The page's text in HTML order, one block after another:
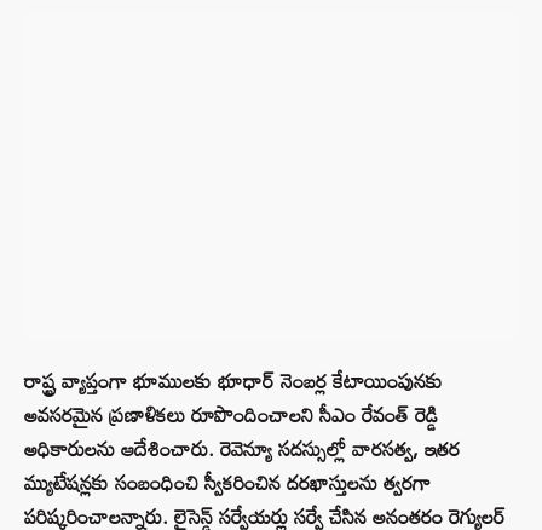
రాష్ట్ర వ్యాప్తంగా భూముల‌కు భూధార్ నెంబ‌ర్ల కేటాయింపున‌కు
అవ‌స‌ర‌మైన ప్ర‌ణాళిక‌లు రూపొందించాల‌ని సీఎం రేవంత్ రెడ్డి
అధికారుల‌ను ఆదేశించారు. రెవెన్యూ స‌ద‌స్సుల్లో వార‌స‌త్వ‌, ఇత‌ర
మ్యుటేష‌న్ల‌కు సంబంధించి స్వీక‌రించిన ద‌రఖాస్తుల‌ను త్వ‌ర‌గా
ప‌రిష్క‌రించాల‌న్నారు. లైసెన్డ్ స‌ర్వేయ‌ర్లు స‌ర్వే చేసిన అనంత‌రం రెగ్యుల‌ర్